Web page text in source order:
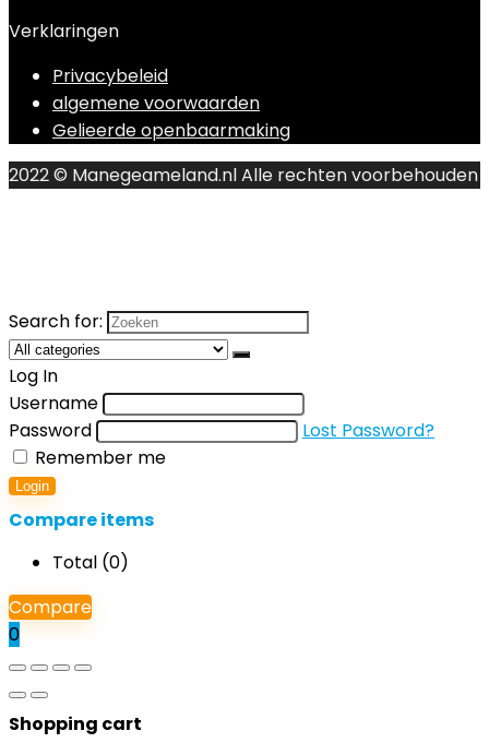
Verklaringen
Privacybeleid
algemene voorwaarden
Gelieerde openbaarmaking
2022 © Manegeameland.nl Alle rechten voorbehouden
Search for:
Log In
Username
Password
Lost Password?
Remember me
Login
Compare items
Total (0)
Compare
0
Shopping cart